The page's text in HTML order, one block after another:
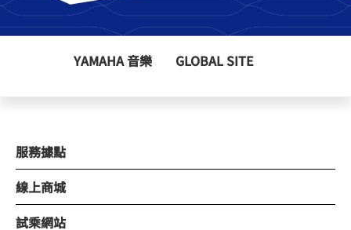
YAMAHA 音樂 GLOBAL SITE
服務據點
線上商城
試乘網站